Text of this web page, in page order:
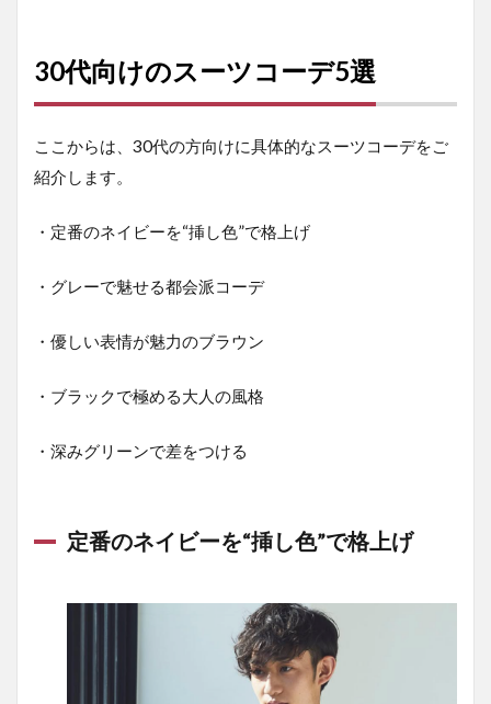
30代向けのスーツコーデ5選
ここからは、30代の方向けに具体的なスーツコーデをご
紹介します。
・定番のネイビーを“挿し色”で格上げ
・グレーで魅せる都会派コーデ
・優しい表情が魅力のブラウン
・ブラックで極める大人の風格
・深みグリーンで差をつける
定番のネイビーを“挿し色”で格上げ